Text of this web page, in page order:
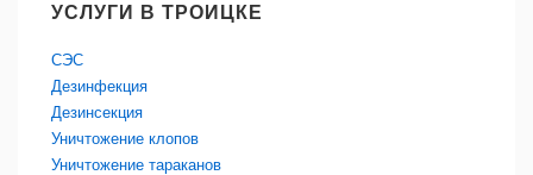
УСЛУГИ В ТРОИЦКЕ
СЭС
Дезинфекция
Дезинсекция
Уничтожение клопов
Уничтожение тараканов